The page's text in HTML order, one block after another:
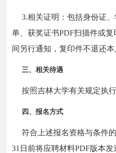
3.相关证明：包括身份证
单、获奖证书PDF扫描件或
间另行通知，复印件不退还本
三、相关待遇
按照吉林大学有关规定执行
四、报名方式
符合上述报名资格与条件
31日前将应聘材料PDF版本